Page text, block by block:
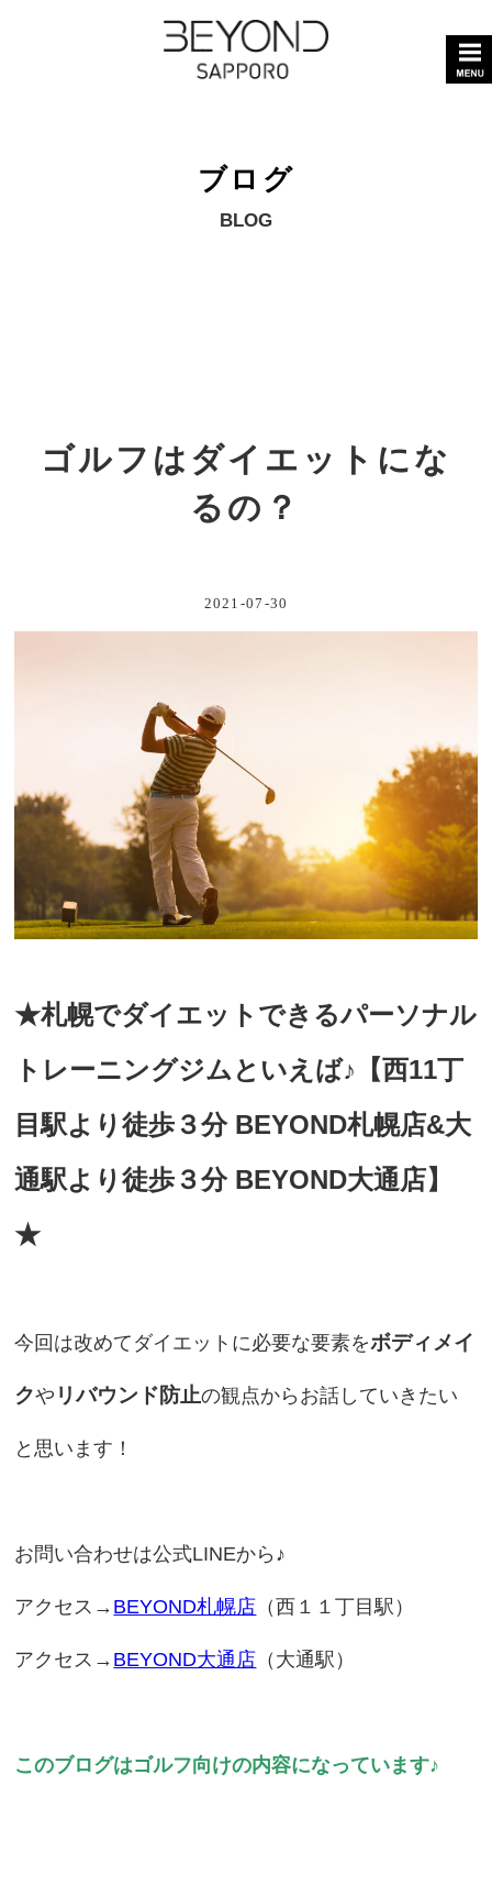
ブログ
BLOG
ゴルフはダイエットにな
るの？
2021-07-30
★札幌でダイエットできるパーソナル
トレーニングジムといえば♪【西11丁
目駅より徒歩３分 BEYOND札幌店&大
通駅より徒歩３分 BEYOND大通店】
★
今回は改めてダイエットに必要な要素をボディメイ
クや リバウンド防止の観点からお話していきたい
と思います！
お問い合わせは公式LINEから♪
アクセス→ BEYOND札幌店 （西１１丁目駅）
アクセス→ BEYOND大通店 （大通駅）
このブログはゴルフ向けの内容になっています♪